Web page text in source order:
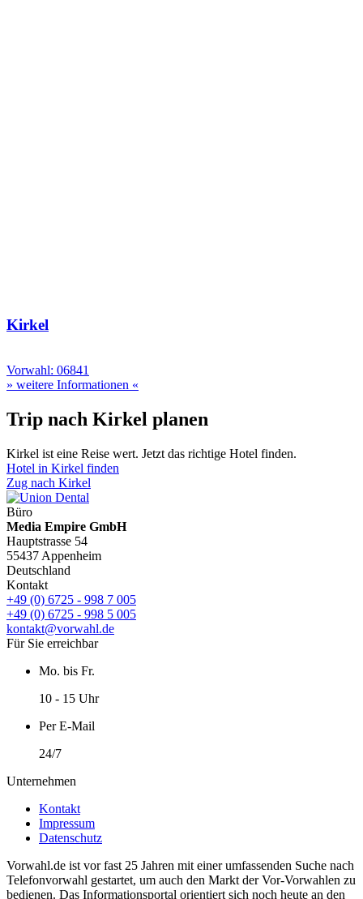
Kirkel
Vorwahl: 06841
» weitere Informationen «
Trip nach Kirkel planen
Kirkel ist eine Reise wert. Jetzt das richtige Hotel finden.
Hotel in Kirkel finden
Zug nach Kirkel
Büro
Media Empire GmbH
Hauptstrasse 54
55437 Appenheim
Deutschland
Kontakt
+49 (0) 6725 - 998 7 005
+49 (0) 6725 - 998 5 005
kontakt@vorwahl.de
Für Sie erreichbar
Mo. bis Fr.
10 - 15 Uhr
Per E-Mail
24/7
Unternehmen
Kontakt
Impressum
Datenschutz
Vorwahl.de ist vor fast 25 Jahren mit einer umfassenden Suche nach
Telefonvorwahl gestartet, um auch den Markt der Vor-Vorwahlen zu
bedienen. Das Informationsportal orientiert sich noch heute an den